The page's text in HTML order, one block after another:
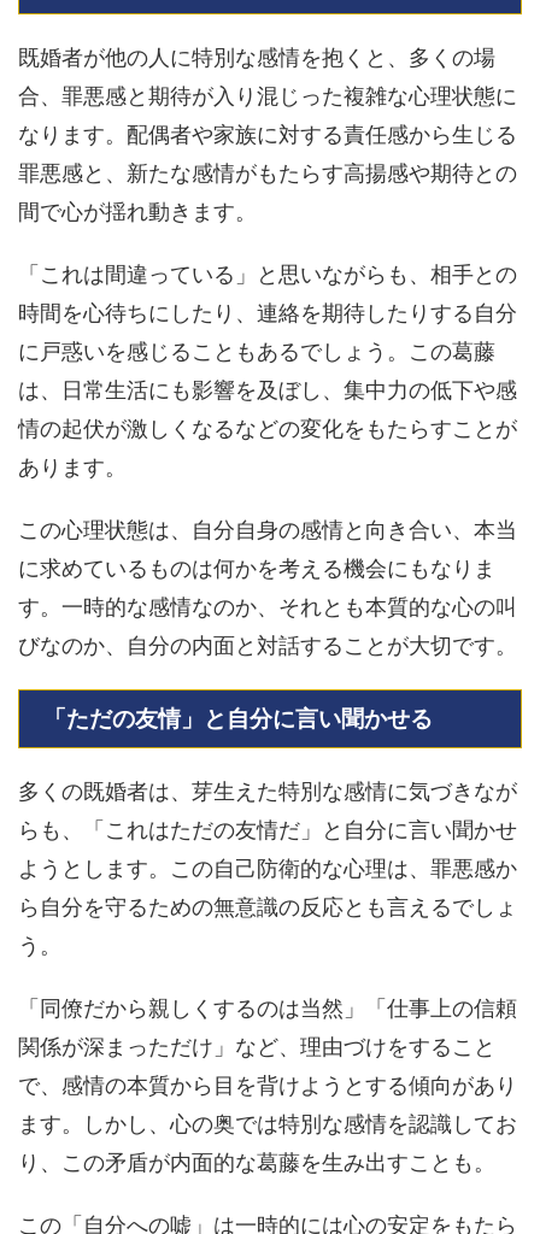
既婚者が他の人に特別な感情を抱くと、多くの場
合、罪悪感と期待が入り混じった複雑な心理状態に
なります。配偶者や家族に対する責任感から生じる
罪悪感と、新たな感情がもたらす高揚感や期待との
間で心が揺れ動きます。
「これは間違っている」と思いながらも、相手との
時間を心待ちにしたり、連絡を期待したりする自分
に戸惑いを感じることもあるでしょう。この葛藤
は、日常生活にも影響を及ぼし、集中力の低下や感
情の起伏が激しくなるなどの変化をもたらすことが
あります。
この心理状態は、自分自身の感情と向き合い、本当
に求めているものは何かを考える機会にもなりま
す。一時的な感情なのか、それとも本質的な心の叫
びなのか、自分の内面と対話することが大切です。
「ただの友情」と自分に言い聞かせる
多くの既婚者は、芽生えた特別な感情に気づきなが
らも、「これはただの友情だ」と自分に言い聞かせ
ようとします。この自己防衛的な心理は、罪悪感か
ら自分を守るための無意識の反応とも言えるでしょ
う。
「同僚だから親しくするのは当然」「仕事上の信頼
関係が深まっただけ」など、理由づけをすること
で、感情の本質から目を背けようとする傾向があり
ます。しかし、心の奥では特別な感情を認識してお
り、この矛盾が内面的な葛藤を生み出すことも。
この「自分への嘘」は一時的には心の安定をもたら